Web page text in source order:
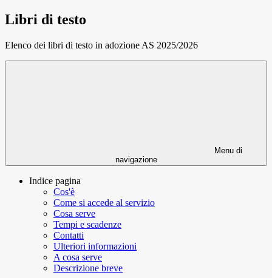
Libri di testo
Elenco dei libri di testo in adozione AS 2025/2026
Menu di
navigazione
Indice pagina
Cos'è
Come si accede al servizio
Cosa serve
Tempi e scadenze
Contatti
Ulteriori informazioni
A cosa serve
Descrizione breve